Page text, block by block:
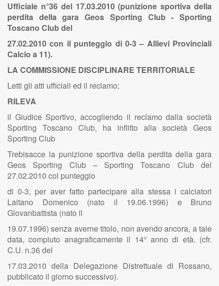
Ufficiale n°36 del 17.03.2010 (punizione sportiva della
perdita della gara Geos Sporting Club - Sporting
Toscano Club del
27.02.2010 con il punteggio di 0-3 – Allievi Provinciali
Calcio a 11).
LA COMMISSIONE DISCIPLINARE TERRITORIALE
Letti gli atti ufficiali ed il reclamo;
RILEVA
il Giudice Sportivo, accogliendo il reclamo dalla società
Sporting Toscano Club, ha inflitto alla società Geos
Sporting Club
Trebisacce la punizione sportiva della perdita della gara
Geos Sporting Club – Sporting Toscano Club del
27.02.2010 col punteggio
di 0-3, per aver fatto partecipare alla stessa i calciatori
Laitano Domenico (nato il 19.06.1996) e Bruno
Giovanbattista (nato il
19.07.1996) senza averne titolo, non avendo ancora, a tale
data, compiuto anagraficamente il 14° anno di età. (cfr.
C.U. n.36 del
17.03.2010 della Delegazione Distrettuale di Rossano,
pubblicato il giorno successivo).